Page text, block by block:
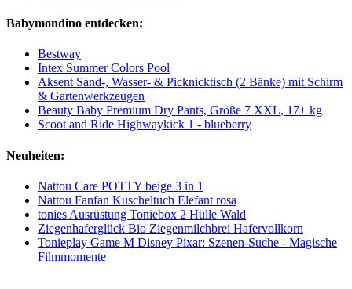
Babymondino entdecken:
Bestway
Intex Summer Colors Pool
Aksent Sand-, Wasser- & Picknicktisch (2 Bänke) mit Schirm
& Gartenwerkzeugen
Beauty Baby Premium Dry Pants, Größe 7 XXL, 17+ kg
Scoot and Ride Highwaykick 1 - blueberry
Neuheiten:
Nattou Care POTTY beige 3 in 1
Nattou Fanfan Kuscheltuch Elefant rosa
tonies Ausrüstung Toniebox 2 Hülle Wald
Ziegenhaferglück Bio Ziegenmilchbrei Hafervollkorn
Tonieplay Game M Disney Pixar: Szenen-Suche - Magische
Filmmomente